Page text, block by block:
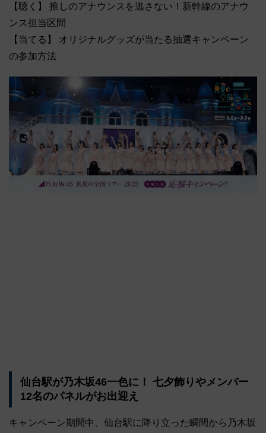
【聴く】 推しのアナウンスを逃さない！新幹線のアナウ
ンス担当区間
【当てる】 オリジナルグッズが当たる抽選キャンペーン
の参加方法
仙台駅が乃木坂46一色に！ 七夕飾りやメンバー
12名のパネルがお出迎え
キャンペーン期間中、仙台駅に降り立った瞬間から乃木坂